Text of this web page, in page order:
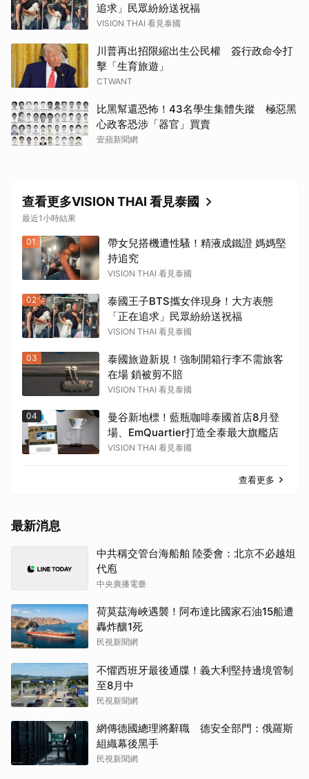
追求」民眾紛紛送祝福
VISION THAI 看見泰國
川普再出招限縮出生公民權 簽行政命令打
擊「生育旅遊」
CTWANT
比黑幫還恐怖！43名學生集體失蹤 極惡黑
心政客恐涉「器官」買賣
壹蘋新聞網
查看更多VISION THAI 看見泰國
最近1小時結果
01
帶女兒搭機遭性騷！精液成鐵證 媽媽堅
持追究
VISION THAI 看見泰國
02
泰國王子BTS攜女伴現身！大方表態
「正在追求」民眾紛紛送祝福
VISION THAI 看見泰國
03
泰國旅遊新規！強制開箱行李不需旅客
在場 鎖被剪不賠
VISION THAI 看見泰國
04
曼谷新地標！藍瓶咖啡泰國首店8月登
場、EmQuartier打造全泰最大旗艦店
VISION THAI 看見泰國
查看更多
最新消息
中共稱交管台海船舶 陸委會：北京不必越俎
代庖
中央廣播電臺
荷莫茲海峽遇襲！阿布達比國家石油15船遭
轟炸釀1死
民視新聞網
不懼西班牙最後通牒！義大利堅持邊境管制
至8月中
民視新聞網
網傳德國總理將辭職 德安全部門：俄羅斯
組織幕後黑手
民視新聞網